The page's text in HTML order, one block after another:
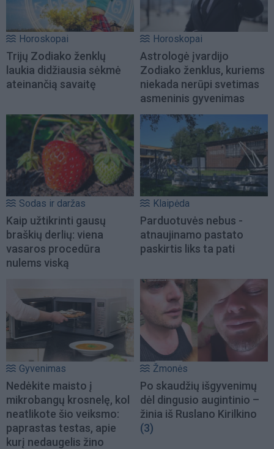
Horoskopai
Trijų Zodiako ženklų
laukia didžiausia sėkmė
ateinančią savaitę
Horoskopai
Astrologė įvardijo
Zodiako ženklus, kuriems
niekada nerūpi svetimas
asmeninis gyvenimas
Sodas ir daržas
Kaip užtikrinti gausų
braškių derlių: viena
vasaros procedūra
nulems viską
Klaipėda
Parduotuvės nebus -
atnaujinamo pastato
paskirtis liks ta pati
Gyvenimas
Nedėkite maisto į
mikrobangų krosnelę, kol
neatlikote šio veiksmo:
paprastas testas, apie
kurį nedaugelis žino
Žmonės
Po skaudžių išgyvenimų
dėl dingusio augintinio –
žinia iš Ruslano Kirilkino
(3)